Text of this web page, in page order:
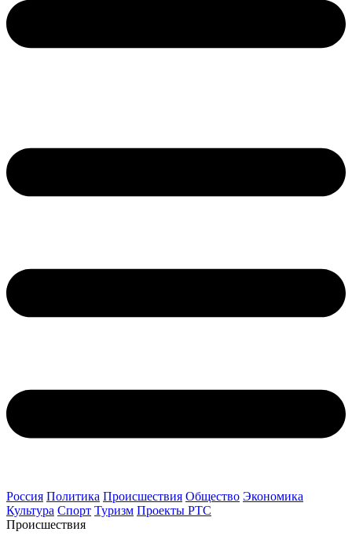
Россия Политика Происшествия Общество Экономика
Культура Спорт Туризм Проекты РТС
Происшествия